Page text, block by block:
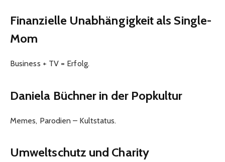
Finanzielle Unabhängigkeit als Single-
Mom
Business + TV = Erfolg.
Daniela Büchner in der Popkultur
Memes, Parodien – Kultstatus.
Umweltschutz und Charity